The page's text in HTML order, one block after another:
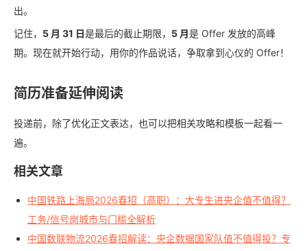
出。
记住， 5 月 31 日是最后的截止期限， 5 月是 Offer 发放的高峰
期。现在就开始行动，用你的作品说话，争取拿到心仪的 Offer！
简历准备延伸阅读
投递前，除了优化正文表达，也可以把相关攻略和模板一起看一
遍。
相关文章
中国铁路上海局2026春招（高职）：大专生进央企值不值得？
工务/信号岗城市与门槛全解析
中国数联物流2026春招解读：央企数据国家队值不值得投？专